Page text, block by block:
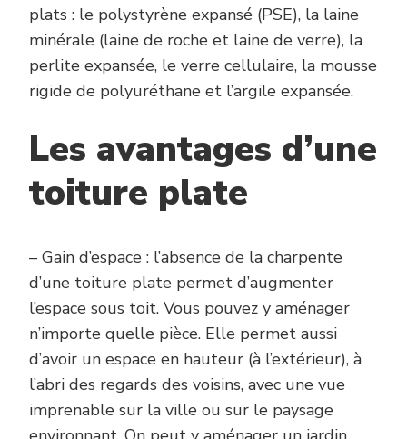
plats : le polystyrène expansé (PSE), la laine
minérale (laine de roche et laine de verre), la
perlite expansée, le verre cellulaire, la mousse
rigide de polyuréthane et l’argile expansée.
Les avantages d’une
toiture plate
– Gain d’espace : l’absence de la charpente
d’une toiture plate permet d’augmenter
l’espace sous toit. Vous pouvez y aménager
n’importe quelle pièce. Elle permet aussi
d’avoir un espace en hauteur (à l’extérieur), à
l’abri des regards des voisins, avec une vue
imprenable sur la ville ou sur le paysage